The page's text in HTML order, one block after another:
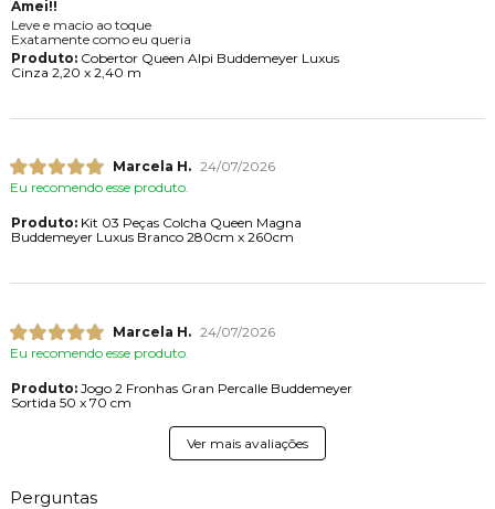
Amei!!
Leve e macio ao toque
Exatamente como eu queria
Produto:Cobertor Queen Alpi Buddemeyer Luxus
Cinza 2,20 x 2,40 m
Marcela H. 24/07/2026
Eu recomendo esse produto.
Produto:Kit 03 Peças Colcha Queen Magna
Buddemeyer Luxus Branco 280cm x 260cm
Marcela H. 24/07/2026
Eu recomendo esse produto.
Produto:Jogo 2 Fronhas Gran Percalle Buddemeyer
Sortida 50 x 70 cm
Ver mais avaliações
Perguntas